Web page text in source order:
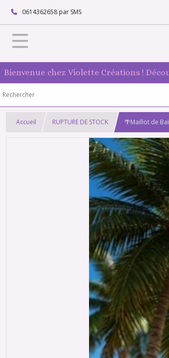
0614362658 par SMS
Bienvenue chez Violette Créations !
Accueil RUPTURE DE STOCK 🌴Maillot de